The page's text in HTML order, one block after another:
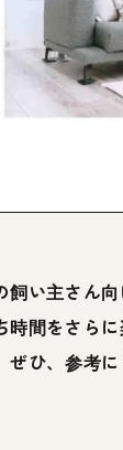
飼い主さん
時間をさら
ぜひ、参考